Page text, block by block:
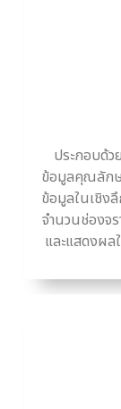
ประกอบด้
ข้อมูลคุณลักษ
ข้อมูลในเชิง
จำนวนช่องจร
และแสดงผล